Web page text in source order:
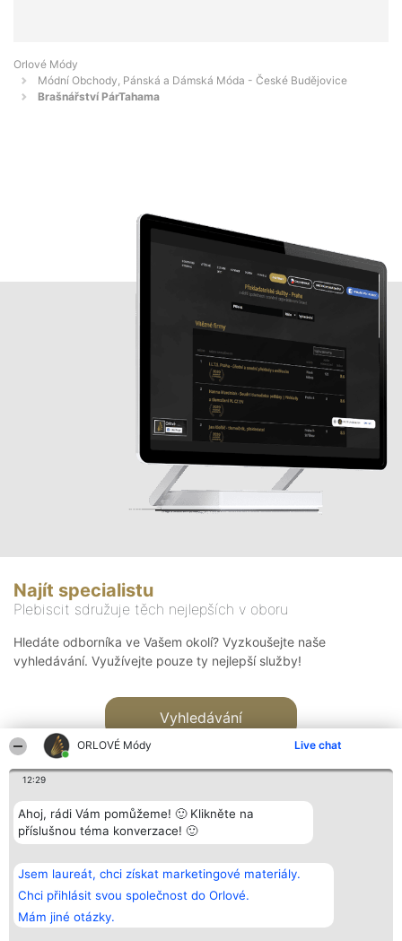
ORLOVÉ Módy Live chat
12:29
Ahoj, rádi Vám pomůžeme! 🙂 Klikněte na
příslušnou téma konverzace! 🙂
Jsem laureát, chci získat marketingové materiály.
Chci přihlásit svou společnost do Orlové.
Mám jiné otázky.
Orlové Módy
Módní Obchody, Pánská a Dámská Móda - České Budějovice
Brašnářství PárTahama
Najít specialistu
Plebiscit sdružuje těch nejlepších v oboru
Hledáte odborníka ve Vašem okolí? Vyzkoušejte naše
vyhledávání. Využívejte pouze ty nejlepší služby!
Vyhledávání
Bright Side Solutions sp. z o.
o. sp. k.
ul. Ruska 22
Wrocław 50-079
KRS 0000749100 | Regon
381313360 | NIP 8943132676
Vítězové
Seznam všech
laureátů
Zásady
Zásady
Kontakt